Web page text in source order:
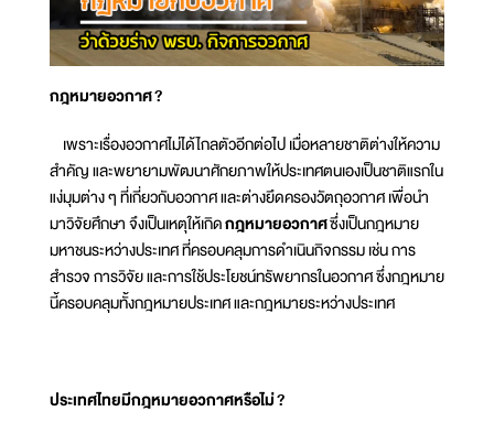
กฎหมายอวกาศ?
เพราะเรื่องอวกาศไม่ได้ไกลตัวอีกต่อไป เมื่อหลายชาติต่างให้ความ
สำคัญ และพยายามพัฒนาศักยภาพให้ประเทศตนเองเป็นชาติแรกใน
แง่มุมต่าง ๆ ที่เกี่ยวกับอวกาศ และต่างยึดครองวัตถุอวกาศ เพื่อนำ
มาวิจัยศึกษา จึงเป็นเหตุให้เกิดกฎหมายอวกาศซึ่งเป็นกฎหมาย
มหาชนระหว่างประเทศ ที่ครอบคลุมการดำเนินกิจกรรม เช่น การ
สำรวจ การวิจัย และการใช้ประโยชน์ทรัพยากรในอวกาศ ซึ่งกฎหมาย
นี้ครอบคลุมทั้งกฎหมายประเทศ และกฎหมายระหว่างประเทศ
ประเทศไทยมีกฎหมายอวกาศหรือไม่?